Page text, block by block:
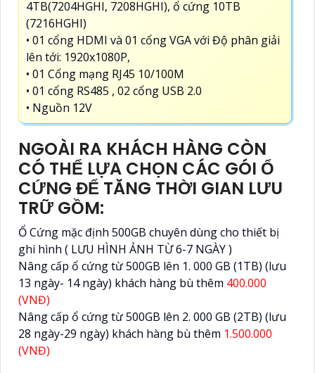
4TB(7204HGHI, 7208HGHI), ổ cứng 10TB
(7216HGHI)
• 01 cổng HDMI và 01 cổng VGA với Độ phân giải
lên tới: 1920x1080P,
• 01 Cổng mạng RJ45 10/100M
• 01 cổng RS485 , 02 cổng USB 2.0
• Nguồn 12V
NGOÀI RA KHÁCH HÀNG CÒN
CÓ THỂ LỰA CHỌN CÁC GÓI Ổ
CỨNG ĐỂ TĂNG THỜI GIAN LƯU
TRỮ GỒM:
Ổ Cứng mặc định 500GB chuyên dùng cho thiết bị
ghi hình ( LƯU HÌNH ẢNH TỪ 6-7 NGÀY )
Nâng cấp ổ cứng từ 500GB lên 1. 000 GB (1TB) (lưu
13 ngày- 14 ngày) khách hàng bù thêm 400.000
(VNĐ)
Nâng cấp ổ cứng từ 500GB lên 2. 000 GB (2TB) (lưu
28 ngày-29 ngày) khách hàng bù thêm 1.500.000
(VNĐ)